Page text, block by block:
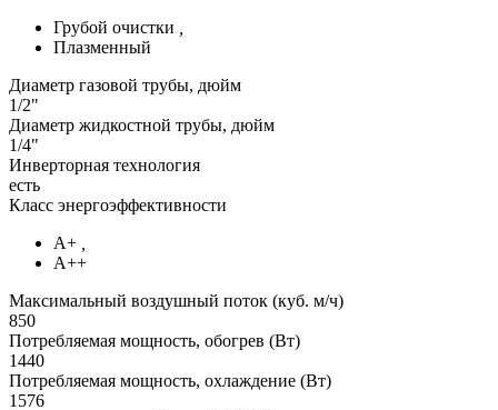
Грубой очистки
Плазменный
Диаметр газовой трубы, дюйм
1/2"
Диаметр жидкостной трубы, дюйм
1/4"
Инверторная технология
есть
Класс энергоэффективности
А+
А++
Максимальный воздушный поток (куб. м/ч)
850
Потребляемая мощность, обогрев (Вт)
1440
Потребляемая мощность, охлаждение (Вт)
1576